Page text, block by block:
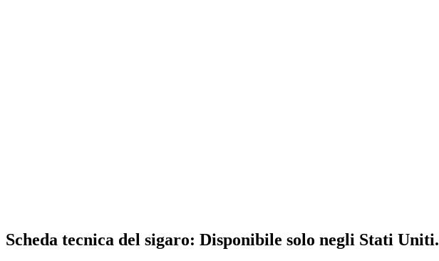
Scheda tecnica del sigaro: Disponibile solo negli Stati Uniti.